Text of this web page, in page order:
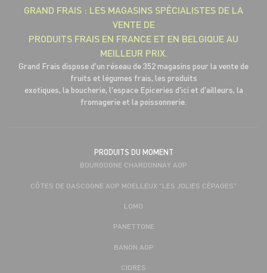
GRAND FRAIS : LES MAGASINS SPÉCIALISTES DE LA
VENTE DE
PRODUITS FRAIS EN FRANCE ET EN BELGIQUE AU
MEILLEUR PRIX.
Grand Frais dispose d'un réseau de 352 magasins pour la vente de
fruits et légumes frais, les produits
exotiques, la boucherie, l'espace Epiceries d'ici et d'ailleurs, la
fromagerie et la poissonnerie.
PRODUITS DU MOMENT
BOURGOGNE CHARDONNAY AOP
CÔTES DE GASCOGNE AOP MOELLEUX "LES JOLIES CÉPAGES"
LOMO
PANETTONE
BANON AOP
CIDRES